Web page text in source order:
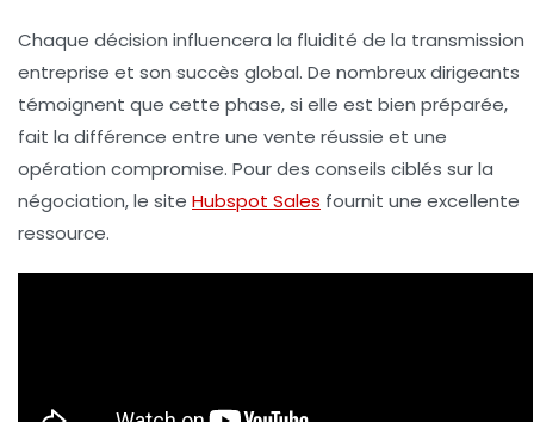
Chaque décision influencera la fluidité de la transmission
entreprise et son succès global. De nombreux dirigeants
témoignent que cette phase, si elle est bien préparée,
fait la différence entre une vente réussie et une
opération compromise. Pour des conseils ciblés sur la
négociation, le site Hubspot Sales fournit une excellente
ressource.